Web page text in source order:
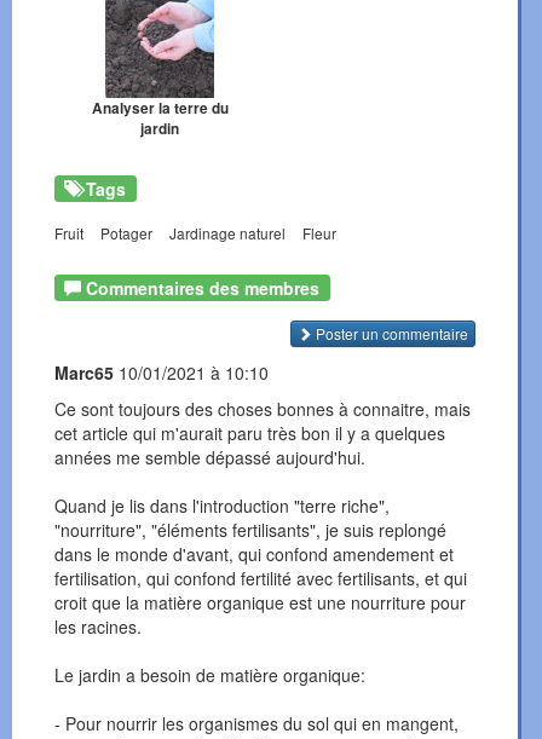
Analyser la terre du
jardin
Tags
Fruit Potager Jardinage naturel Fleur
Commentaires des membres
Poster un commentaire
Marc65 10/01/2021 à 10:10
Ce sont toujours des choses bonnes à connaitre, mais
cet article qui m'aurait paru très bon il y a quelques
années me semble dépassé aujourd'hui.
Quand je lis dans l'introduction "terre riche",
"nourriture", "éléments fertilisants", je suis replongé
dans le monde d'avant, qui confond amendement et
fertilisation, qui confond fertilité avec fertilisants, et qui
croit que la matière organique est une nourriture pour
les racines.
Le jardin a besoin de matière organique:
- Pour nourrir les organismes du sol qui en mangent,